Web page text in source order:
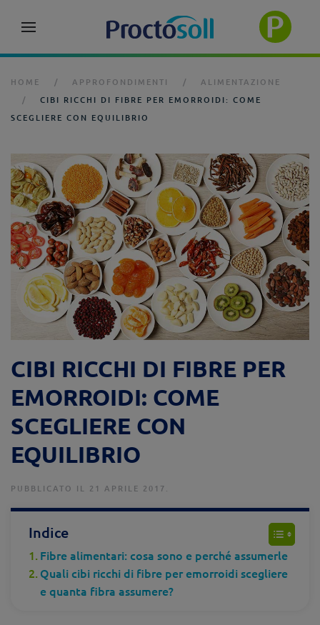
HOME APPROFONDIMENTI
ALIMENTAZIONE
CIBI RICCHI DI FIBRE PER EMORROIDI: COME
SCEGLIERE CON EQUILIBRIO
CIBI RICCHI DI FIBRE PER
EMORROIDI: COME
SCEGLIERE CON
EQUILIBRIO
PUBBLICATO IL 21 APRILE 2017.
Indice
Fibre alimentari: cosa sono e perché assumerle
Quali cibi ricchi di fibre per emorroidi scegliere
e quanta fibra assumere?